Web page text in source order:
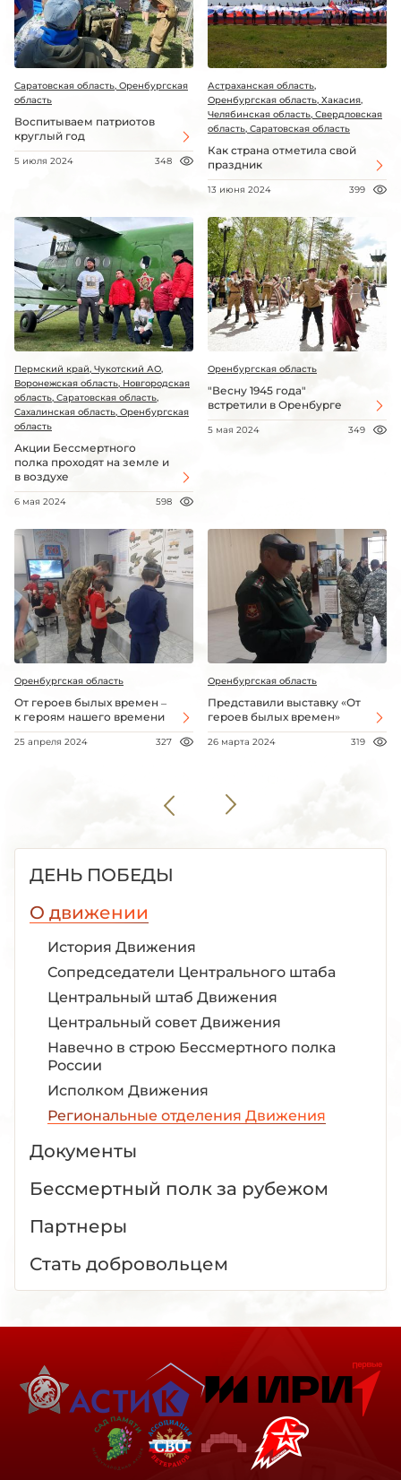
Саратовская область, Оренбургская
область
Воспитываем патриотов
круглый год
5 июля 2024 348
Астраханская область,
Оренбургская область, Хакасия,
Челябинская область, Свердловская
область, Саратовская область
Как страна отметила свой
праздник
13 июня 2024 399
Пермский край, Чукотский АО,
Воронежская область, Новгородская
область, Саратовская область,
Сахалинская область, Оренбургская
область
Акции Бессмертного
полка проходят на земле и
в воздухе
6 мая 2024 598
Оренбургская область
"Весну 1945 года"
встретили в Оренбурге
5 мая 2024 349
Оренбургская область
От героев былых времен –
к героям нашего времени
25 апреля 2024 327
Оренбургская область
Представили выставку «От
героев былых времен»
26 марта 2024 319
ДЕНЬ ПОБЕДЫ
О движении
История Движения
Сопредседатели Центрального штаба
Центральный штаб Движения
Центральный совет Движения
Навечно в строю Бессмертного полка
России
Исполком Движения
Региональные отделения Движения
Документы
Бессмертный полк за рубежом
Партнеры
Стать добровольцем